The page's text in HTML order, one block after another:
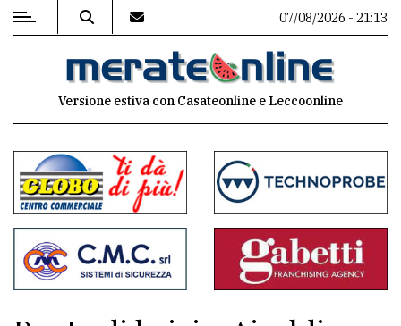
MENU
commenti
Contenuti
del
sito
07/08/2026 - 21:13
Versione estiva con Casateonline e Leccoonline